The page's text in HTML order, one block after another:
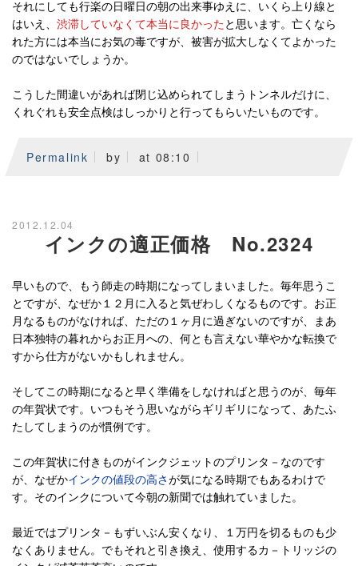
それにしても行楽の日曜日の朝の出来事ゆえに、いくら上り線と
はいえ、 渋滞していなくて本当に良かった と思います。亡くなら
れた方には本当にお気の毒ですが、被害が拡大しなくてよかった
のではないでしょうか。
こうした間違いがあれば閉じ込められてしまうトンネルだけに、
くれぐれも安全点検はしっかりと行ってもらいたいものです。
Permalink by at 08:10
2012.12.04
インクの適正価格 No.2324
早いもので、もう師走の時期になってしまいました。毎年思うこ
とですが、なぜか１２月に入ると気ぜわしくなるものです。お正
月なるものがなければ、ただの１ヶ月に過ぎないのですが、まあ
日本独特の暮れからお正月への、何とも言えない華やかな転換で
すから仕方がないかもしれません。
そしてこの時期になると早く準備をしなければと思うのが、毎年
の年賀状です。いつもそう思いながらギリギリになって、あたふ
たしてしまうのが慣例です。
この年賀状に付きものがインクジェットのプリンタ－なのです
が、なぜかインクの値段の高さ が気になる時期でもあるわけで
す。そのインクについて今朝の新聞では触れていました。
最近ではプリンタ－もずいぶん安くなり、１万円を切るものも少
なくありません。でもそれと引き換え、使用するカ－トリッジの